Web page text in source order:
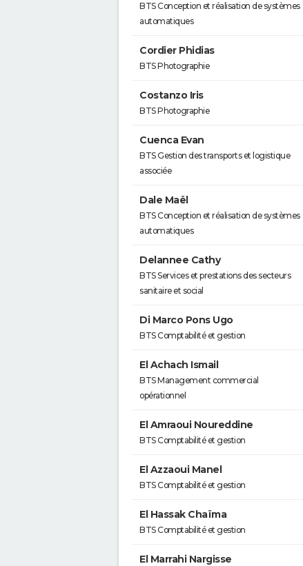
BTS Conception et réalisation de systèmes
automatiques
Cordier Phidias
BTS Photographie
Costanzo Iris
BTS Photographie
Cuenca Evan
BTS Gestion des transports et logistique
associée
Dale Maël
BTS Conception et réalisation de systèmes
automatiques
Delannee Cathy
BTS Services et prestations des secteurs
sanitaire et social
Di Marco Pons Ugo
BTS Comptabilité et gestion
El Achach Ismail
BTS Management commercial
opérationnel
El Amraoui Noureddine
BTS Comptabilité et gestion
El Azzaoui Manel
BTS Comptabilité et gestion
El Hassak Chaïma
BTS Comptabilité et gestion
El Marrahi Nargisse